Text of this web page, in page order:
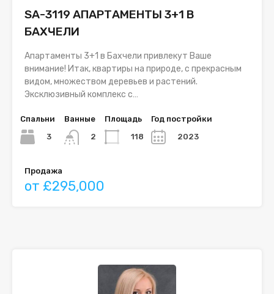
SA-3119 АПАРТАМЕНТЫ 3+1 В
БАХЧЕЛИ
Апартаменты 3+1 в Бахчели привлекут Ваше
внимание! Итак, квартиры на природе, с прекрасным
видом, множеством деревьев и растений.
Эксклюзивный комплекс с…
Спальни
3
Ванные
2
Площадь
118
Год постройки
2023
Продажа
от £295,000